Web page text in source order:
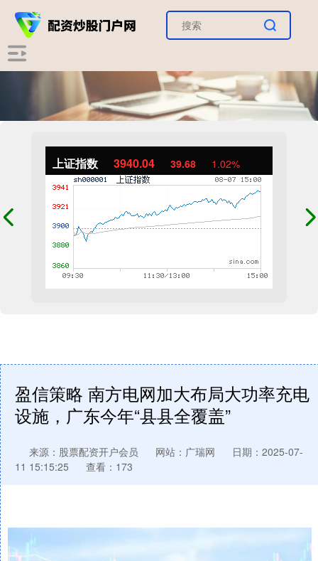
上证指数 3940.04 39.68 1.02%
盈信策略 南方电网加大布局大功率充电
设施，广东今年“县县全覆盖”
来源：股票配资开户会员 网站：广瑞网
日期：2025-07-
11 15:15:25
查看：173